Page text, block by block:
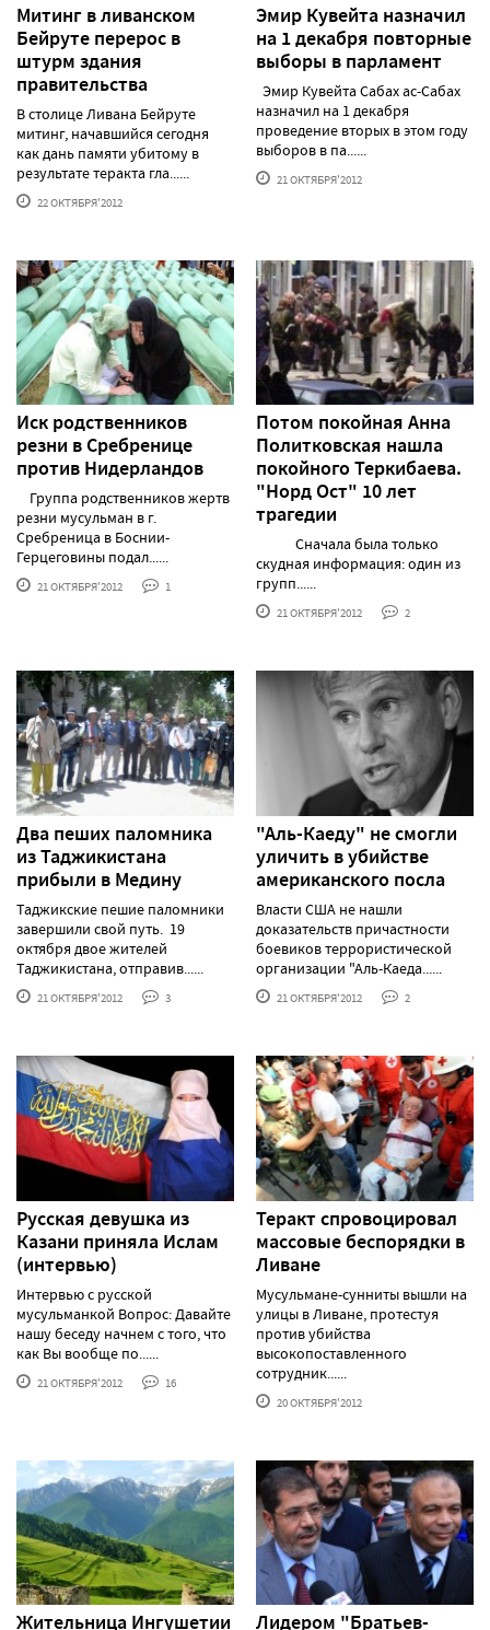
Митинг в ливанском
Бейруте перерос в
штурм здания
правительства
В столице Ливана Бейруте
митинг, начавшийся сегодня
как дань памяти убитому в
результате теракта гла......
22 ОКТЯБРЯ'2012
Эмир Кувейта назначил
на 1 декабря повторные
выборы в парламент
Эмир Кувейта Сабах ас-Сабах
назначил на 1 декабря
проведение вторых в этом году
выборов в па......
21 ОКТЯБРЯ'2012
Иск родственников
резни в Сребренице
против Нидерландов
Группа родственников жертв
резни мусульман в г.
Сребреница в Боснии-
Герцеговины подал......
21 ОКТЯБРЯ'2012 1
Потом покойная Анна
Политковская нашла
покойного Теркибаева.
"Норд Ост" 10 лет
трагедии
Сначала была только
скудная информация: один из
групп......
21 ОКТЯБРЯ'2012 2
Два пеших паломника
из Таджикистана
прибыли в Медину
Таджикские пешие паломники
завершили свой путь. 19
октября двое жителей
Таджикистана, отправив......
21 ОКТЯБРЯ'2012 3
"Аль-Каеду" не смогли
уличить в убийстве
американского посла
Власти США не нашли
доказательств причастности
боевиков террористической
организации "Аль-Каеда......
21 ОКТЯБРЯ'2012 2
Русская девушка из
Казани приняла Ислам
(интервью)
Интервью с русской
мусульманкой Вопрос: Давайте
нашу беседу начнем с того, что
как Вы вообще по......
21 ОКТЯБРЯ'2012 16
Теракт спровоцировал
массовые беспорядки в
Ливане
Мусульмане-сунниты вышли на
улицы в Ливане, протестуя
против убийства
высокопоставленного
сотрудник......
20 ОКТЯБРЯ'2012
Жительница Ингушетии Лидером "Братьев-